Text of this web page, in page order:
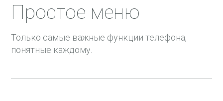
Простое меню
Только самые важные функции телефона,
понятные каждому.